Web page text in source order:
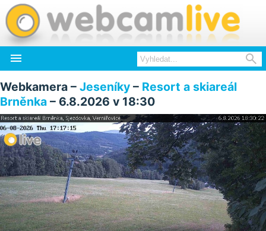
 
Webkamera – Jeseníky – Resort a skiareál
Brněnka – 6.8.2026 v 18:30